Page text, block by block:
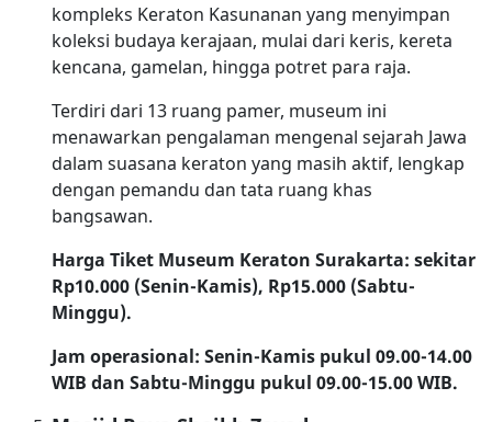
kompleks Keraton Kasunanan yang menyimpan
koleksi budaya kerajaan, mulai dari keris, kereta
kencana, gamelan, hingga potret para raja.
Terdiri dari 13 ruang pamer, museum ini
menawarkan pengalaman mengenal sejarah Jawa
dalam suasana keraton yang masih aktif, lengkap
dengan pemandu dan tata ruang khas
bangsawan.
Harga Tiket Museum Keraton Surakarta: sekitar
Rp10.000 (Senin-Kamis), Rp15.000 (Sabtu-
Minggu).
Jam operasional: Senin-Kamis pukul 09.00-14.00
WIB dan Sabtu-Minggu pukul 09.00-15.00 WIB.